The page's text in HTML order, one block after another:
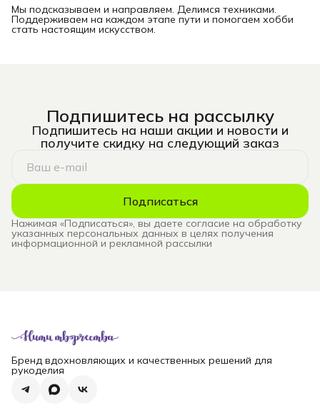
Мы подсказываем и направляем. Делимся техниками.
Поддерживаем на каждом этапе пути и помогаем хобби
стать настоящим искусством.
Подпишитесь на рассылку
Подпишитесь на наши акции и новости и
получите скидку на следующий заказ
Подписаться
Нажимая «Подписаться», вы даете согласие на обработку
указанных персональных данных в целях получения
информационной и рекламной рассылки
Бренд вдохновляющих и качественных решений для
рукоделия